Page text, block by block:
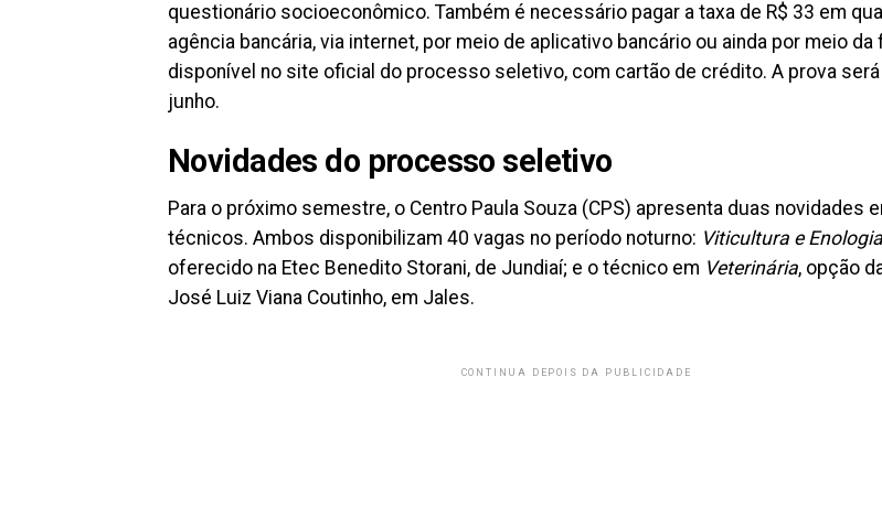
questionário socioeconômico. Também é necessário pagar a taxa de R$ 33 em
agência bancária, via internet, por meio de aplicativo bancário ou ainda por meio da
disponível no site oficial do processo seletivo, com cartão de crédito. A prova será
junho.
Novidades do processo seletivo
Para o próximo semestre, o Centro Paula Souza (CPS) apresenta duas novidades
técnicos. Ambos disponibilizam 40 vagas no período noturno: Viticultura e Enologia
oferecido na Etec Benedito Storani, de Jundiaí; e o técnico em Veterinária, opção
José Luiz Viana Coutinho, em Jales.
CONTINUA DEPOIS DA PUBLICIDADE